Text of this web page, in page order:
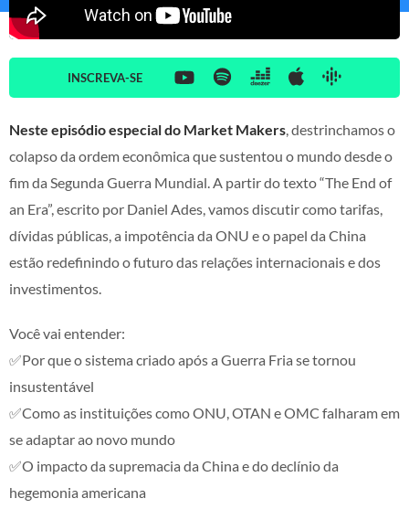
INSCREVA-SE
Neste episódio especial do Market Makers, destrinchamos o
colapso da ordem econômica que sustentou o mundo desde o
fim da Segunda Guerra Mundial. A partir do texto “The End of
an Era”, escrito por Daniel Ades, vamos discutir como tarifas,
dívidas públicas, a impotência da ONU e o papel da China
estão redefinindo o futuro das relações internacionais e dos
investimentos.
Você vai entender:
✅Por que o sistema criado após a Guerra Fria se tornou
insustentável
✅Como as instituições como ONU, OTAN e OMC falharam em
se adaptar ao novo mundo
✅O impacto da supremacia da China e do declínio da
hegemonia americana